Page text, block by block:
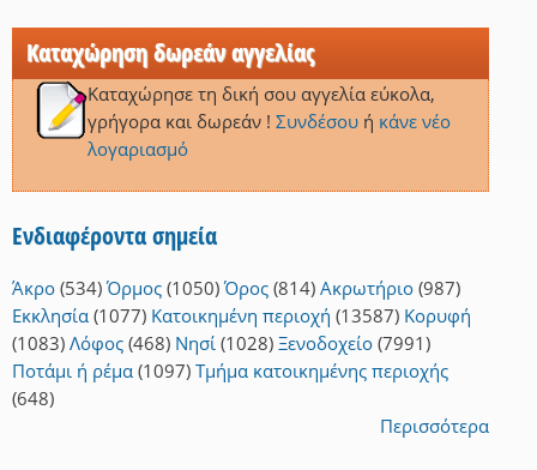
Καταχώρηση δωρεάν αγγελίας
Καταχώρησε τη δική σου αγγελία εύκολα,
γρήγορα και δωρεάν ! Συνδέσουή κάνε νέο
λογαριασμό
Ενδιαφέροντα σημεία
Άκρο (534) Όρμος (1050) Όρος (814) Ακρωτήριο (987)
Εκκλησία (1077) Κατοικημένη περιοχή (13587) Κορυφή
(1083) Λόφος (468) Νησί (1028) Ξενοδοχείο (7991)
Ποτάμι ή ρέμα (1097) Τμήμα κατοικημένης περιοχής
(648)
Περισσότερα